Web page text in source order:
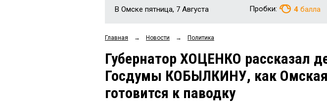
В Омске пятница, 7 Августа Пробки: 4 балла
Главная → Новости → Политика
Губернатор ХОЦЕНКО рассказал
Госдумы КОБЫЛКИНУ, как Омская
готовится к паводку